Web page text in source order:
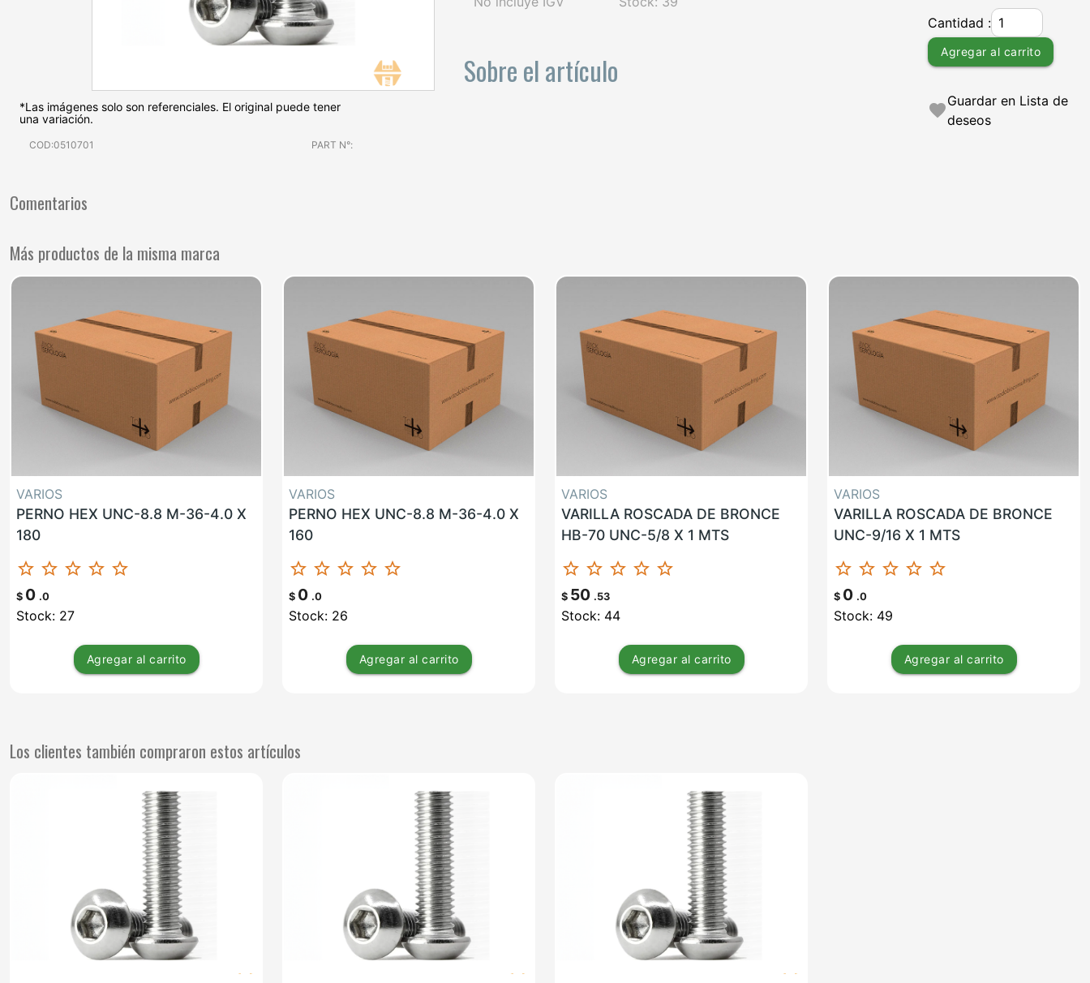
*Las imágenes solo son referenciales. El original puede tener
una variación.
COD:0510701 PART N°:
Sobre el artículo
Cantidad :
Agregar al carrito
favoriteGuardar en Lista de
deseos
Comentarios
Más productos de la misma marca
VARIOS
PERNO HEX UNC-8.8 M-36-4.0 X
180
star_border star_border star_border star_border star_border
$ 0 .0
Stock: 27
Agregar al carrito
VARIOS
PERNO HEX UNC-8.8 M-36-4.0 X
160
star_border star_border star_border star_border star_border
$ 0 .0
Stock: 26
Agregar al carrito
VARIOS
VARILLA ROSCADA DE BRONCE
HB-70 UNC-5/8 X 1 MTS
star_border star_border star_border star_border star_border
$ 50 .53
Stock: 44
Agregar al carrito
VARIOS
VARILLA ROSCADA DE BRONCE
UNC-9/16 X 1 MTS
star_border star_border star_border star_border star_border
$ 0 .0
Stock: 49
Agregar al carrito
Los clientes también compraron estos artículos